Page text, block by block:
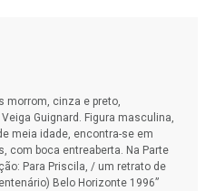
morrom, cinza e preto,
Guignard. Figura masculina,
meia idade, encontra-se em
com boca entreaberta. Na Parte
Para Priscila, / um retrato de
Belo Horizonte 1996”